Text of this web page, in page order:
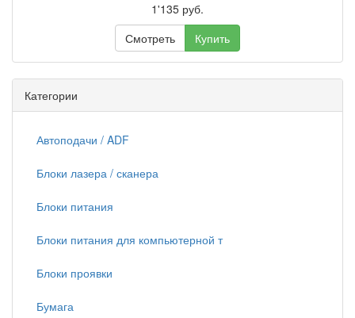
1'135 руб.
Смотреть
Купить
Категории
Автоподачи / ADF
Блоки лазера / сканера
Блоки питания
Блоки питания для компьютерной т
Блоки проявки
Бумага